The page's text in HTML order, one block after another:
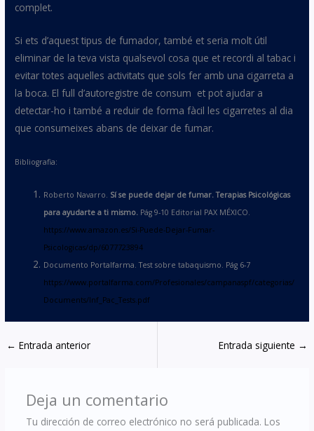
complet.
Si ets d’aquest tipus de fumador, també et seria molt útil
eliminar de la teva vista qualsevol cosa que et recordi al tabac i
evitar totes aquelles activitats que sols fer amb una cigarreta a
la boca. El full d’autoregistre de consum et pot ajudar a
detectar-ho i també a reduir de forma fàcil les cigarretes al dia
que consumeixes abans de deixar de fumar.
Bibliografia:
Roberto Navarro. Síse puede dejar de fumar. Terapias Psicológicas
para ayudarte a ti mismo. Pág 9-10 Editorial PAX MÉXICO.
https://www.amazon.es/Si-Puede-Dejar-Fumar-
Psicologicas/dp/6077723894
Documento Portalfarma. Test sobre tabaquismo. Pág 6-7
https://www.portalfarma.com/Profesionales/campanaspf/categorias/
Documents/Inf_Pac_Tests.pdf
← Entrada anterior Entrada siguiente →
Deja un comentario
Tu dirección de correo electrónico no será publicada. Los